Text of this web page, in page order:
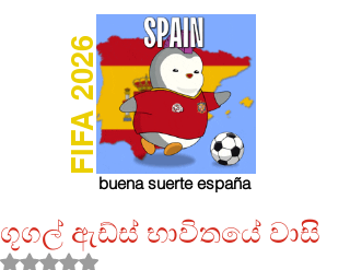
buena suerte españa
FIFA 2026
ගූගල් ඇඩ්ස් භාවිතයේ වාසි
Rated NaN out of 5 stars.